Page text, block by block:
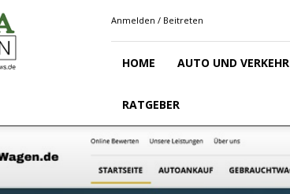
Anmelden / Beitreten
HOME AUTO UND VERKEHR
RATGEBER